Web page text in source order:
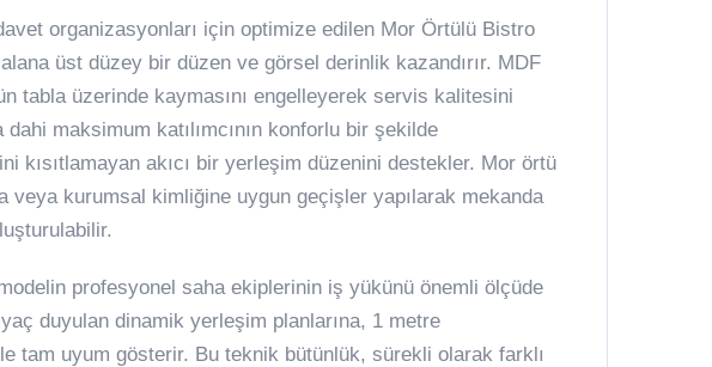
organizasyonları için optimize edilen Mor Örtülü Bistro
üst düzey bir düzen ve görsel derinlik kazandırır. MDF
tabla üzerinde kaymasını engelleyerek servis kalitesini
maksimum katılımcının konforlu bir şekilde
kısıtlamayan akıcı bir yerleşim düzenini destekler. Mor örtü
veya kurumsal kimliğine uygun geçişler yapılarak mekanda
profesyonel saha ekiplerinin iş yükünü önemli ölçüde
duyulan dinamik yerleşim planlarına, 1 metre
tam uyum gösterir. Bu teknik bütünlük, sürekli olarak farklı